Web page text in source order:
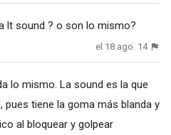
lt sound ? o son lo mismo?
el 18 ago. 14
lo mismo. La sound es la que
pues tiene la goma más blanda y
al bloquear y golpear